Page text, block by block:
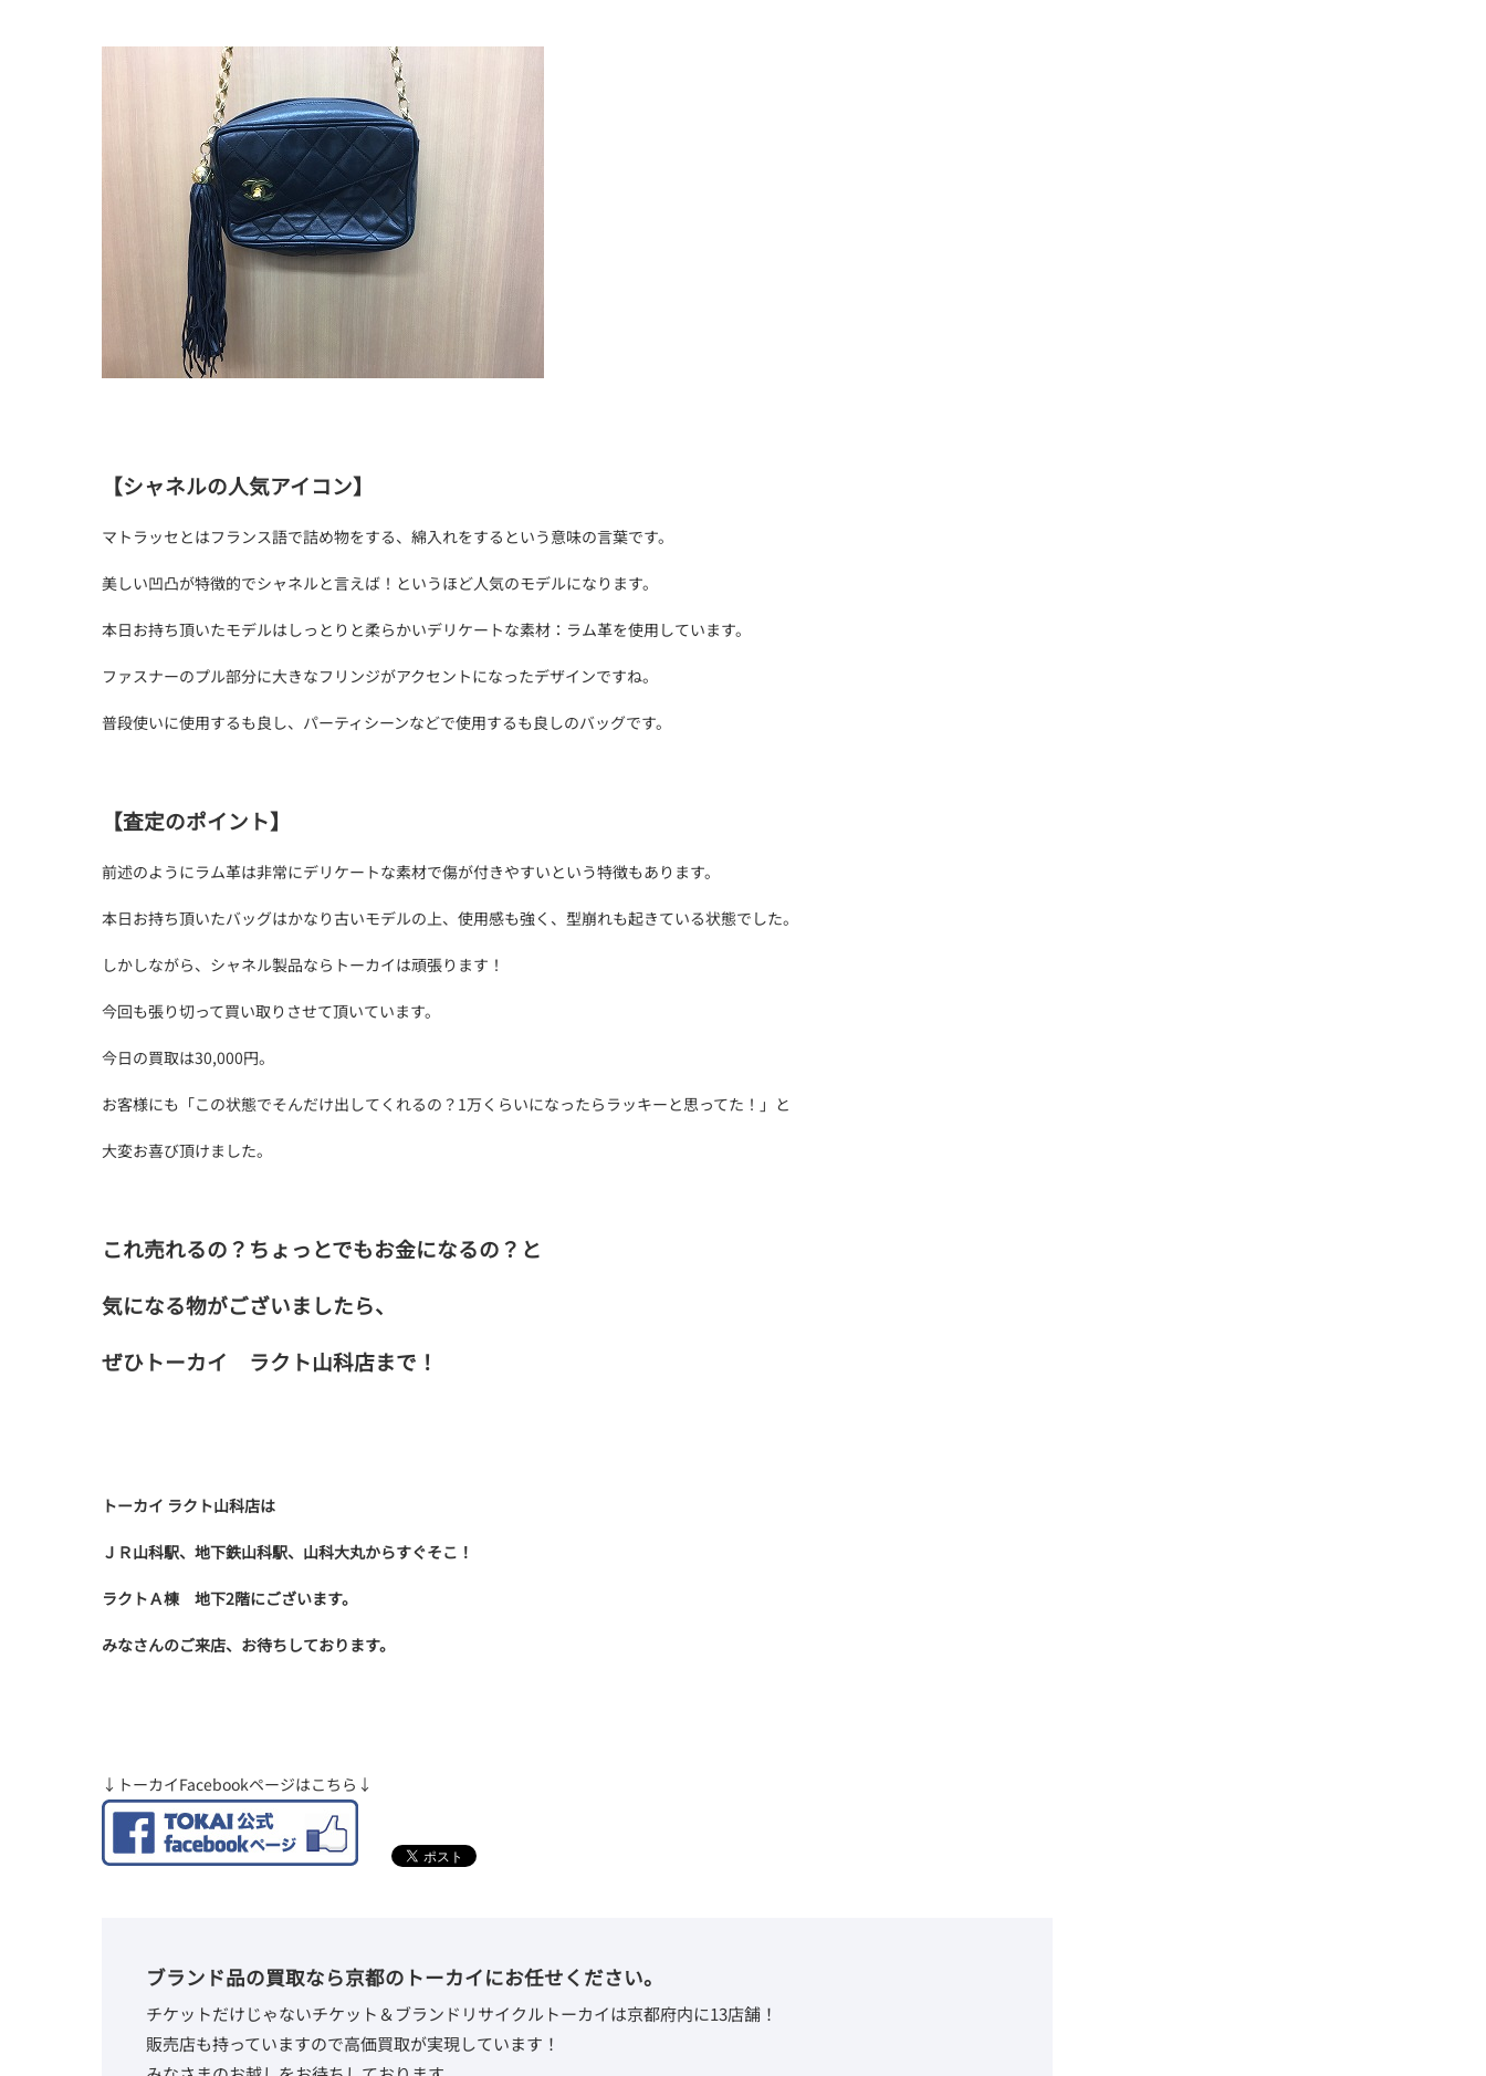
【シャネルの人気アイコン】
マトラッセとはフランス語で詰め物をする、綿入れをするという意味の言葉です。
美しい凹凸が特徴的でシャネルと言えば！というほど人気のモデルになります。
本日お持ち頂いたモデルはしっとりと柔らかいデリケートな素材：ラム革を使用しています。
ファスナーのプル部分に大きなフリンジがアクセントになったデザインですね。
普段使いに使用するも良し、パーティシーンなどで使用するも良しのバッグです。
【査定のポイント】
前述のようにラム革は非常にデリケートな素材で傷が付きやすいという特徴もあります。
本日お持ち頂いたバッグはかなり古いモデルの上、使用感も強く、型崩れも起きている状態でした。
しかしながら、シャネル製品ならトーカイは頑張ります！
今回も張り切って買い取りさせて頂いています。
今日の買取は30,000円。
お客様にも「この状態でそんだけ出してくれるの？1万くらいになったらラッキーと思ってた！」と
大変お喜び頂けました。
これ売れるの？ちょっとでもお金になるの？と
気になる物がございましたら、
ぜひトーカイ ラクト山科店まで！
トーカイ ラクト山科店は
ＪＲ山科駅、地下鉄山科駅、山科大丸からすぐそこ！
ラクトＡ棟 地下2階にございます。
みなさんのご来店、お待ちしております。
↓トーカイFacebookページはこちら↓
ブランド品の買取なら京都のトーカイにお任せください。
チケットだけじゃないチケット＆ブランドリサイクルトーカイは京都府内に13店舗！
販売店も持っていますので高価買取が実現しています！